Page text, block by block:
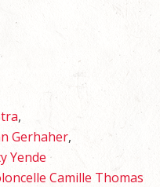
,
Gerhaher,
Yende
Camille Thomas